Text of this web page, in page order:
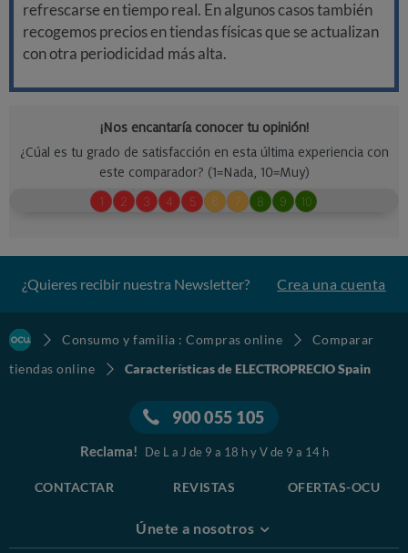
refrescarse en tiempo real. En algunos casos también
recogemos precios en tiendas físicas que se actualizan
con otra periodicidad más alta.
¿Quieres recibir nuestra Newsletter? Crea una cuenta
Consumo y familia : Compras online
Comparar
tiendas online
Características de ELECTROPRECIO Spain
900 055 105
Reclama! De L a J de 9 a 18 h y V de 9 a 14 h
CONTACTAR REVISTAS OFERTAS-OCU
Únete a nosotros